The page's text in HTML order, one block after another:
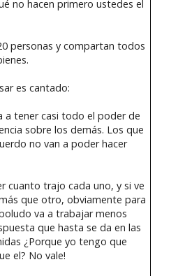
no hacen primero ustedes el
personas y compartan todos
es cantado:
a tener casi todo el poder de
sobre los demás. Los que
no van a poder hacer
cuanto trajo cada uno, y si ve
que otro, obviamente para
va a trabajar menos
que hasta se da en las
¿Porque yo tengo que
el? No vale!